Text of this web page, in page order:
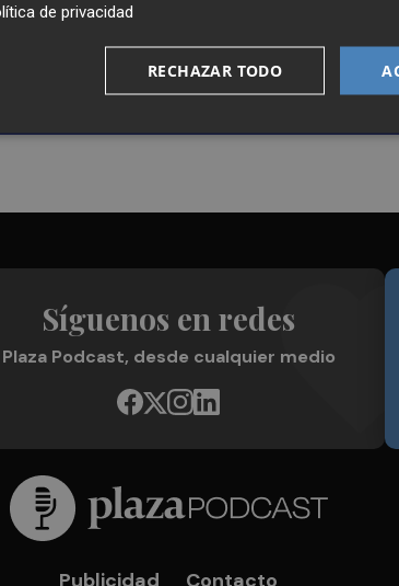
toda la actualidad de
Podcast en tu correo
Síguenos en redes
Plaza Podcast, desde cualquier medio
Publicidad Contacto
de privacidad
RECHAZAR TODO